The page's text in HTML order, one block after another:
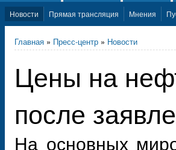
Новости Прямая трансляция Мнения
Главная » Пресс-центр » Новости
Цены на
после
На основных